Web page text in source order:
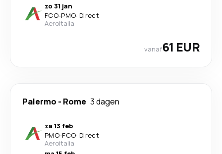
zo 31 jan
FCO-PMO· Direct
Aeroitalia
vanaf61 EUR
Palermo - Rome 3 dagen
za 13 feb
PMO-FCO· Direct
Aeroitalia